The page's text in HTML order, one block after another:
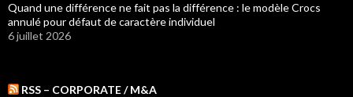
Quand une différence ne fait pas la différence : le modèle Crocs
annulé pour défaut de caractère individuel
6 juillet 2026
RSS – CORPORATE / M&A